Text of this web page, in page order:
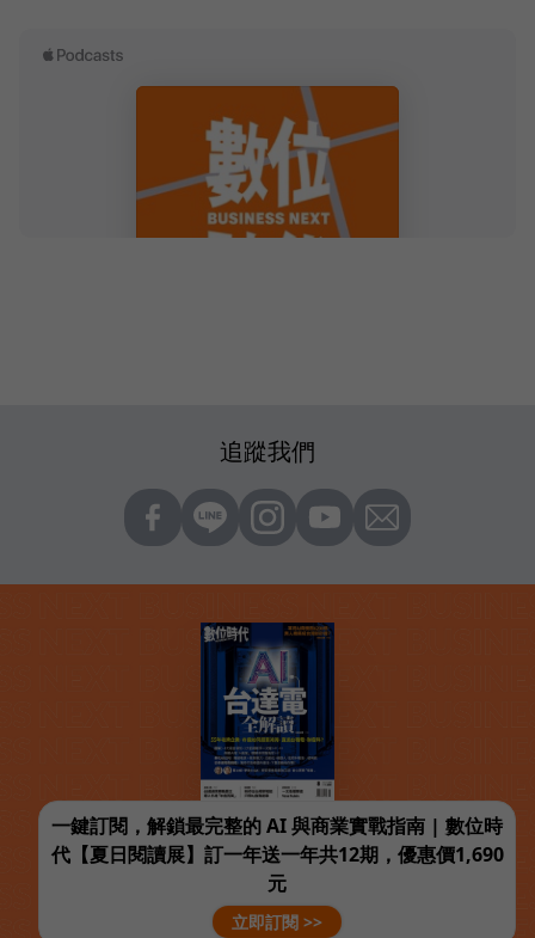
追蹤我們
一鍵訂閱，解鎖最完整的 AI 與商業實戰指南 | 數位時
代【夏日閱讀展】訂一年送一年共12期，優惠價1,690
元
立即訂閱 >>